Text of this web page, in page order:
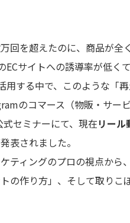
回を超えたのに、商品が全
ECサイトへの誘導率が低く
用する中で、このような「
のコマース（物販・サー
セミナーにて、現在リー
表されました。
ティングのプロの視点か
の作り方」、そして取りこ